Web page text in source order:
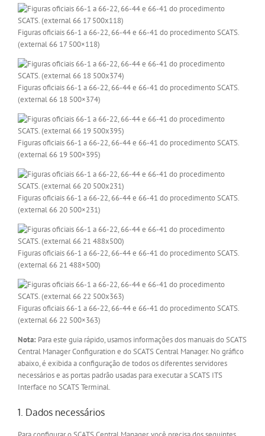
Figuras oficiais 66-1 a 66-22, 66-44 e 66-41 do procedimento SCATS.
(external 66 17 500×118)
Figuras oficiais 66-1 a 66-22, 66-44 e 66-41 do procedimento SCATS.
(external 66 18 500×374)
Figuras oficiais 66-1 a 66-22, 66-44 e 66-41 do procedimento SCATS.
(external 66 19 500×395)
Figuras oficiais 66-1 a 66-22, 66-44 e 66-41 do procedimento SCATS.
(external 66 20 500×231)
Figuras oficiais 66-1 a 66-22, 66-44 e 66-41 do procedimento SCATS.
(external 66 21 488×500)
Figuras oficiais 66-1 a 66-22, 66-44 e 66-41 do procedimento SCATS.
(external 66 22 500×363)
Nota: Para este guia rápido, usamos informações dos manuais do SCATS
Central Manager Configuration e do SCATS Central Manager. No gráfico
abaixo, é exibida a configuração de todos os diferentes servidores
necessários e as portas padrão usadas para executar a SCATS ITS
Interface no SCATS Terminal.
1. Dados necessários